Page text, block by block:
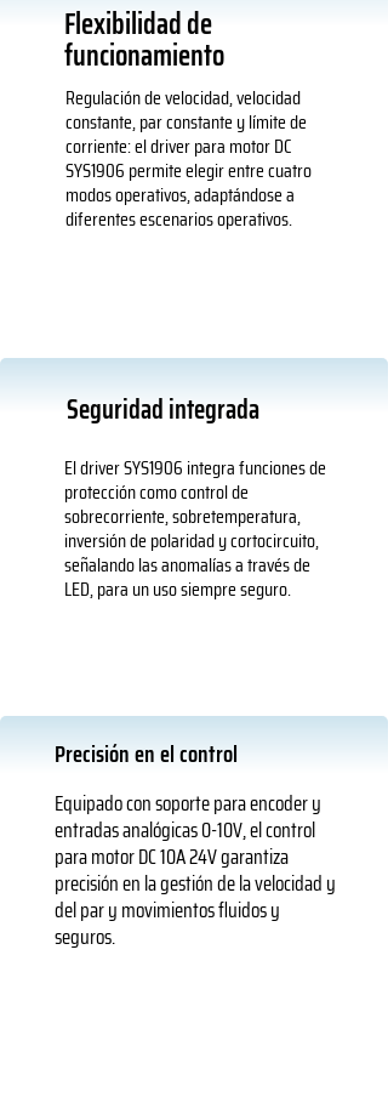
Flexibilidad de
funcionamiento
Regulación de velocidad, velocidad
constante, par constante y límite de
corriente: el driver para motor DC
SYS1906 permite elegir entre cuatro
modos operativos, adaptándose a
diferentes escenarios operativos.
Seguridad integrada
El driver SYS1906 integra funciones de
protección como control de
sobrecorriente, sobretemperatura,
inversión de polaridad y cortocircuito,
señalando las anomalías a través de
LED, para un uso siempre seguro.
Precisión en el control
Equipado con soporte para encoder y
entradas analógicas 0-10V, el control
para motor DC 10A 24V garantiza
precisión en la gestión de la velocidad y
del par y movimientos fluidos y
seguros.